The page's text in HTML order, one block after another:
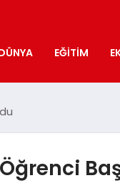
EĞITIM
Öğrenci